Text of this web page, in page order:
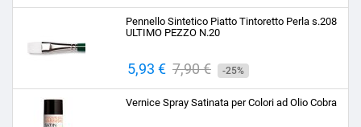
base
Pennello Sintetico Piatto Tintoretto Perla s.208
ULTIMO PEZZO N.20
Prezzo
5,93 € Prezzo
base
7,90 € -25%
Vernice Spray Satinata per Colori ad Olio Cobra